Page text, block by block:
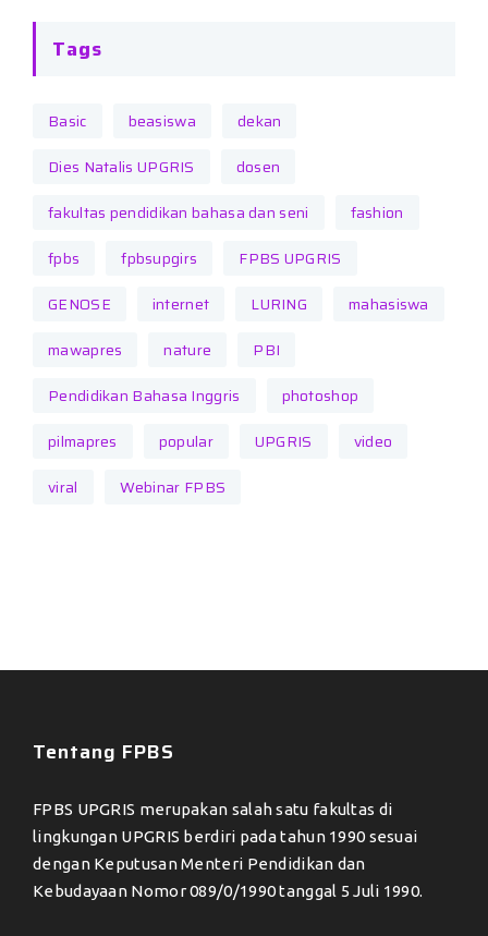
Tags
Basic beasiswa
dekan
Dies Natalis UPGRIS
dosen
fakultas pendidikan bahasa dan seni
fashion
fpbs
fpbsupgirs
FPBS UPGRIS
GENOSE
internet LURING
mahasiswa
mawapres
nature
PBI
Pendidikan Bahasa Inggris
photoshop
pilmapres
popular UPGRIS
video
viral
Webinar FPBS
Tentang FPBS
FPBS UPGRIS merupakan salah satu fakultas di
lingkungan UPGRIS berdiri pada tahun 1990 sesuai
dengan Keputusan Menteri Pendidikan dan
Kebudayaan Nomor 089/0/1990 tanggal 5 Juli 1990.